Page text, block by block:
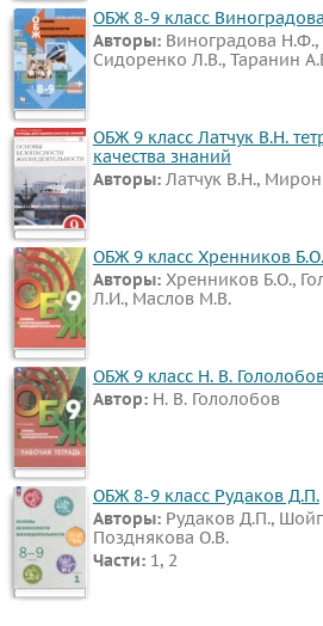
ОБЖ 8-9 класс
Авторы: Виноградова
Сидоренко Л.В., Таранин
ОБЖ 9 класс Латчук В.Н.
качества знаний
Авторы: Латчук В.Н.,
ОБЖ 9 класс Хренников Б.О.
Авторы: Хренников Б.О.,
Л.И., Маслов М.В.
ОБЖ 9 класс Н. В.
Автор: Н. В. Гололобов
ОБЖ 8-9 класс Рудаков Д.П.
Авторы: Рудаков Д.П.,
Позднякова О.В.
Части: 1, 2